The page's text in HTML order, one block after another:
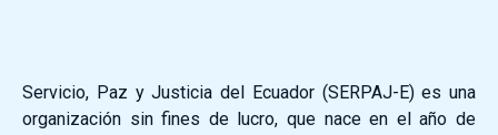
Servicio, Paz y Justicia del Ecuador (SERPAJ-E) es una
organización sin fines de lucro, que nace en el año de